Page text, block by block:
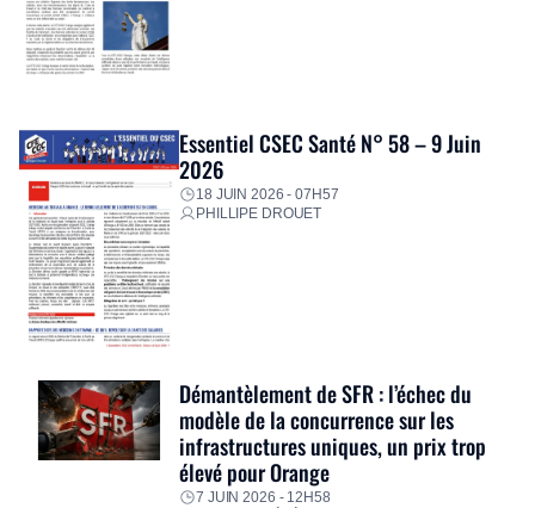
Essentiel CSEC Santé N° 58 – 9 Juin
2026
18 JUIN 2026 - 07H57
PHILLIPE DROUET
Démantèlement de SFR : l’échec du
modèle de la concurrence sur les
infrastructures uniques, un prix trop
élevé pour Orange
7 JUIN 2026 - 12H58